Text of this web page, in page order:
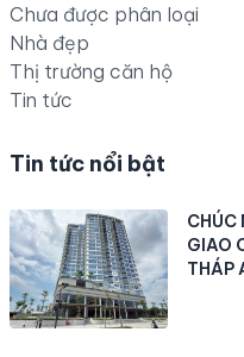
Chưa được phân loại
Nhà đẹp
Thị trường căn hộ
Tin tức
Tin tức nổi bật
CHÚC
GIAO
THÁP